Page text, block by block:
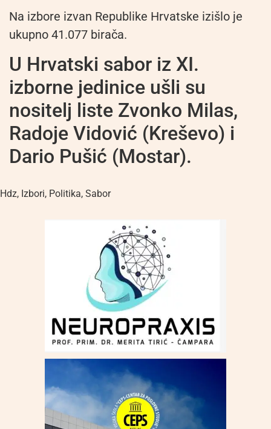
Na izbore izvan Republike Hrvatske izišlo je
ukupno 41.077 birača.
U Hrvatski sabor iz XI.
izborne jedinice ušli su
nositelj liste Zvonko Milas,
Radoje Vidović (Kreševo) i
Dario Pušić (Mostar).
Hdz, Izbori, Politika, Sabor